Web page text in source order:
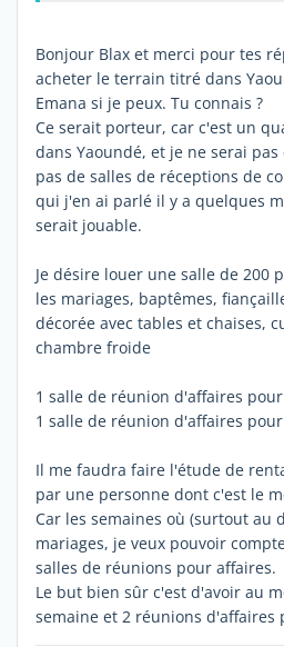
Bonjour Blax et merci pour tes
acheter le terrain titré dans
Emana si je peux. Tu connais ?
Ce serait porteur, car c'est un
dans Yaoundé, et je ne serai
pas de salles de réceptions de
qui j'en ai parlé il y a quelques
serait jouable.
Je désire louer une salle de 200
les mariages, baptêmes,
décorée avec tables et chaises,
chambre froide
1 salle de réunion d'affaires
1 salle de réunion d'affaires
Il me faudra faire l'étude de
par une personne dont c'est le
Car les semaines où (surtout au
mariages, je veux pouvoir
salles de réunions pour affaires.
Le but bien sûr c'est d'avoir au
semaine et 2 réunions d'affaires